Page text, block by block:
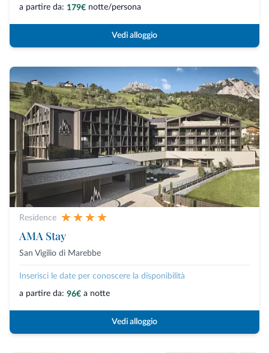
a partire da: 179€ notte/persona
Vedi alloggio
Residence
AMA Stay
San Vigilio di Marebbe
Inserisci le date per conoscere la disponibilità
a partire da: 96€ a notte
Vedi alloggio